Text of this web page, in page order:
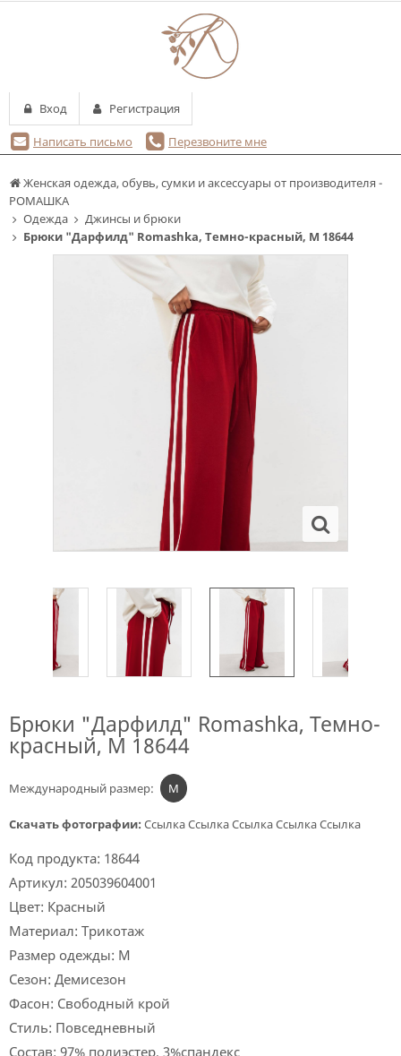
Женская одежда, обувь, сумки и аксессуары от производителя -
РОМАШКА
Одежда
Джинсы и брюки
Брюки "Дарфилд" Romashka, Темно-красный, M 18644
Брюки "Дарфилд" Romashka, Темно-
красный, M 18644
Международный размер: M
Скачать фотографии: СсылкаСсылкаСсылкаСсылкаСсылка
Код продукта: 18644
Артикул: 205039604001
Цвет: Красный
Материал: Трикотаж
Размер одежды: M
Сезон: Демисезон
Фасон: Свободный крой
Стиль: Повседневный
Состав: 97% полиэстер, 3%спандекс
Написать письмо Перезвоните мне
Вход Регистрация